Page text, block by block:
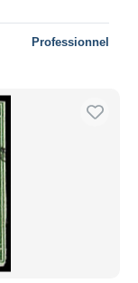
Professionnel